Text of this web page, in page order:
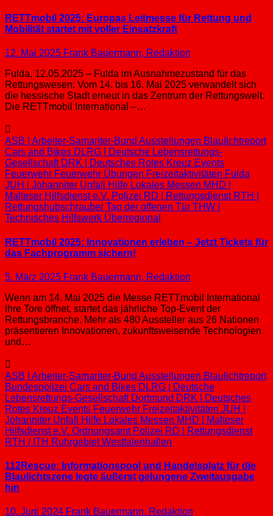
RETTmobil 2025: Europas Leitmesse für Rettung und
Mobilität startet mit voller Einsatzkraft
12. Mai 2025 Frank Bauermann, Redaktion
Fulda, 12.05.2025 – Fulda im Ausnahmezustand für das
Rettungswesen: Vom 14. bis 16. Mai 2025 verwandelt sich
die hessische Stadt erneut in das Zentrum der Rettungswelt.
Die RETTmobil International –…
ASB | Arbeiter-Samariter-Bund Ausstellungen Blaulichtreport
Cars and Bikes DLRG | Deutsche Lebensrettungs-
Gesellschaft DRK | Deutsches Rotes Kreuz Events
Feuerwehr Feuerwehr Übungen Freizeitaktivitäten Fulda
JUH | Johanniter Unfall Hilfe Lokales Messen MHD |
Malteser Hilfsdienst e.V. Polizei RD | Rettungsdienst RTH |
Rettungshubschrauber Tag der offenen Tür THW |
Technisches Hilfswerk Überregional
RETTmobil 2025: Innovationen erleben – Jetzt Tickets für
das Fachprogramm sichern!
5. März 2025 Frank Bauermann, Redaktion
Wenn am 14. Mai 2025 die Messe RETTmobil International
ihre Tore öffnet, startet das jährliche Top-Event der
Rettungsbranche. Mehr als 480 Aussteller aus 26 Nationen
präsentieren Innovationen, zukunftsweisende Technologien
und…
ASB | Arbeiter-Samariter-Bund Ausstellungen Blaulichtreport
Bundespolizei Cars and Bikes DLRG | Deutsche
Lebensrettungs-Gesellschaft Dortmund DRK | Deutsches
Rotes Kreuz Events Feuerwehr Freizeitaktivitäten JUH |
Johanniter Unfall Hilfe Lokales Messen MHD | Malteser
Hilfsdienst e.V. Ordnungsamt Polizei RD | Rettungsdienst
RTH / ITH RuhrgebietWestfalenhallen
112Rescue: Informationspool und Handelsplatz für die
Blaulichtszene legte äußerst gelungene Zweitausgabe
hin
10. Juni 2024 Frank Bauermann, Redaktion